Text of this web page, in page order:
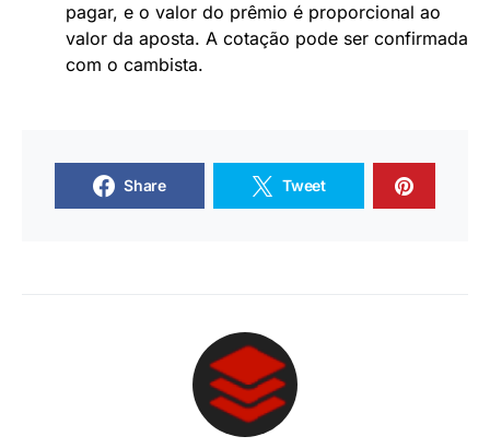
pagar, e o valor do prêmio é proporcional ao
valor da aposta. A cotação pode ser confirmada
com o cambista.
Share Tweet